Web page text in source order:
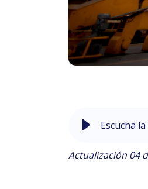
Escucha
Actualización 04